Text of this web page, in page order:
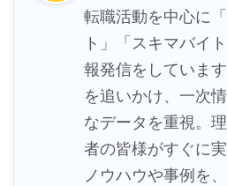
転職活動を中心に
ト」「スキマバイ
報発信をしていま
を追いかけ、一次
なデータを重視。
者の皆様がすぐに
ノウハウや事例を